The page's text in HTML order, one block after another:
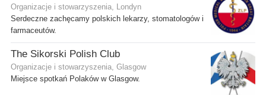
Organizacje i stowarzyszenia, Londyn
Serdeczne zachęcamy polskich lekarzy, stomatologów i
farmaceutów.
The Sikorski Polish Club
Organizacje i stowarzyszenia, Glasgow
Miejsce spotkań Polaków w Glasgow.